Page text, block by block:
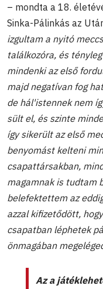
– mondta a 18.
Sinka-Pálinkás az
izgultam a nyitó
találkozóra, és
mindenki az első
majd negatívan fog
de hál'istennek nem
sült el, és szinte
így sikerült az első
benyomást kelteni
csapattársakban,
magamnak is tudtam
belefektettem az
azzal kifizetődött,
csapatban léphetek
önmagában
Az a